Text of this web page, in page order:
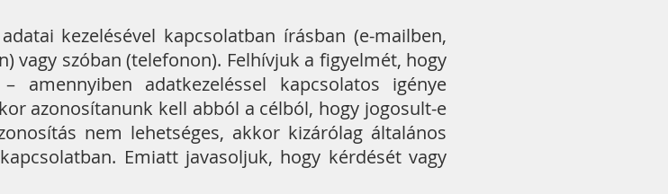
kezelésével kapcsolatban írásban (e-mailben,
vagy szóban (telefonon). Felhívjuk a figyelmét, hogy
amennyiben adatkezeléssel kapcsolatos igénye
azonosítanunk kell abból a célból, hogy jogosult-e
nem lehetséges, akkor kizárólag általános
Emiatt javasoljuk, hogy kérdését vagy